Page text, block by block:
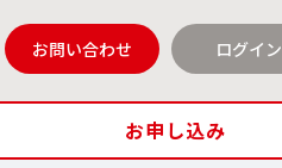
お問い合わせ ログイン
お申し込み